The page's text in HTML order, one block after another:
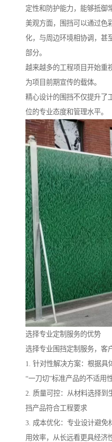
定性和防护能力，能够抵御
美观方面，围挡可以通过色
化，与周边环境相协调，甚
部分。
越来越多的工程项目开始重
为项目前期宣传的载体。
精心设计的围挡不仅提升了
位的专业态度和管理水平。
选择专业定制服务的优势
选择专业围挡定制服务，客
1. 针对性解决方案：根据具
“一刀切”标准产品的不适用
2. 质量可控：从材料选择到
挡产品符合工程要求
3. 成本优化：专业设计避免
用效率，从长远看更具经济